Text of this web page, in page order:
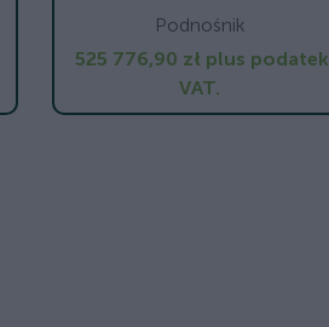
Podnośnik
525 776,90 zł plus podatek
VAT.